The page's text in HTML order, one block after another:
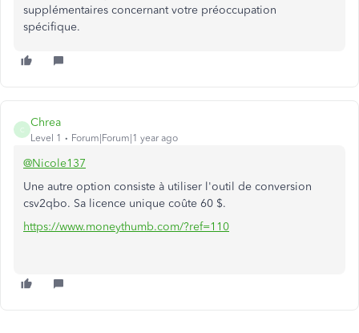
supplémentaires concernant votre préoccupation
spécifique.
C
Chrea
Level 1 Forum|Forum|1 year ago
@Nicole137
Une autre option consiste à utiliser l'outil de conversion
csv2qbo. Sa licence unique coûte 60 $.
https://www.moneythumb.com/?ref=110